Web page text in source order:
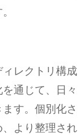
レクトリ構成
通じて、日々
す。個別化さ
より整理され